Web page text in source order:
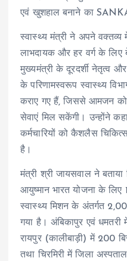
एवं खुशहाल बनाने का
स्वास्थ्य मंत्री ने अपने
लाभदायक और हर वर्ग के लिए
मुख्यमंत्री के दूरदर्शी नेतृत्व और
के परिणामस्वरूप स्वास्थ्य
कराए गए हैं, जिससे आमजन को
सेवाएं मिल सकेंगी। उन्होंने
कर्मचारियों को कैशलैस
है।
मंत्री श्री जायसवाल ने
आयुष्मान भारत योजना के लिए
स्वास्थ्य मिशन के अंतर्गत
गया है। अंबिकापुर एवं धमतरी
रायपुर (कालीबाड़ी) में 200
तथा चिरमिरी में जिला अस्पताल